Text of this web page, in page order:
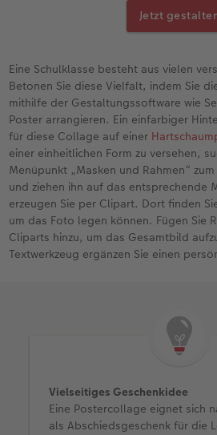
Jetzt
Eine Schulklasse besteht aus vielen
Betonen Sie diese Vielfalt, indem Sie
mithilfe der Gestaltungssoftware wie
Poster arrangieren. Ein einfarbiger
für diese Collage auf einer
einer einheitlichen Form zu versehen,
Menüpunkt „Masken und Rahmen“
und ziehen ihn auf das entsprechende
erzeugen Sie per Clipart. Dort finden
um das Foto legen können. Fügen Sie
Cliparts hinzu, um das Gesamtbild
Textwerkzeug ergänzen Sie einen
Vielseitiges Geschenkidee
Eine Postercollage eignet sich
als Abschiedsgeschenk für die